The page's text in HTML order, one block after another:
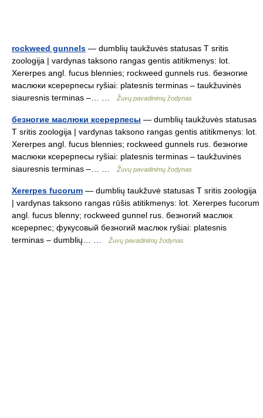
rockweed gunnels — dumblių taukžuvės statusas T sritis
zoologija | vardynas taksono rangas gentis atitikmenys: lot.
Xererpes angl. fucus blennies; rockweed gunnels rus. безногие
маслюки ксерерпесы ryšiai: platesnis terminas – taukžuvinės
siauresnis terminas –… …
Žuvų pavadinimų žodynas
безногие маслюки ксерерпесы — dumblių taukžuvės statusas
T sritis zoologija | vardynas taksono rangas gentis atitikmenys: lot.
Xererpes angl. fucus blennies; rockweed gunnels rus. безногие
маслюки ксерерпесы ryšiai: platesnis terminas – taukžuvinės
siauresnis terminas –… …
Žuvų pavadinimų žodynas
Xererpes fucorum — dumblių taukžuvė statusas T sritis zoologija
| vardynas taksono rangas rūšis atitikmenys: lot. Xererpes fucorum
angl. fucus blenny; rockweed gunnel rus. безногий маслюк
ксерерпес; фукусовый безногий маслюк ryšiai: platesnis
terminas – dumblių… …
Žuvų pavadinimų žodynas